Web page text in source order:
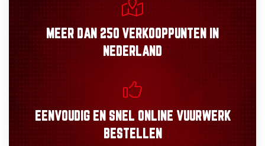
MEER DAN 250 VERKOOPPUNTEN
IN
NEDERLAND
EENVOUDIGEN SNEL ONLINE VUURWERK
BESTELLEN